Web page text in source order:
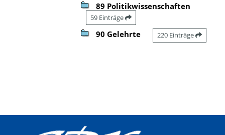
89 Politikwissenschaften
59 Einträge
90 Gelehrte 220 Einträge